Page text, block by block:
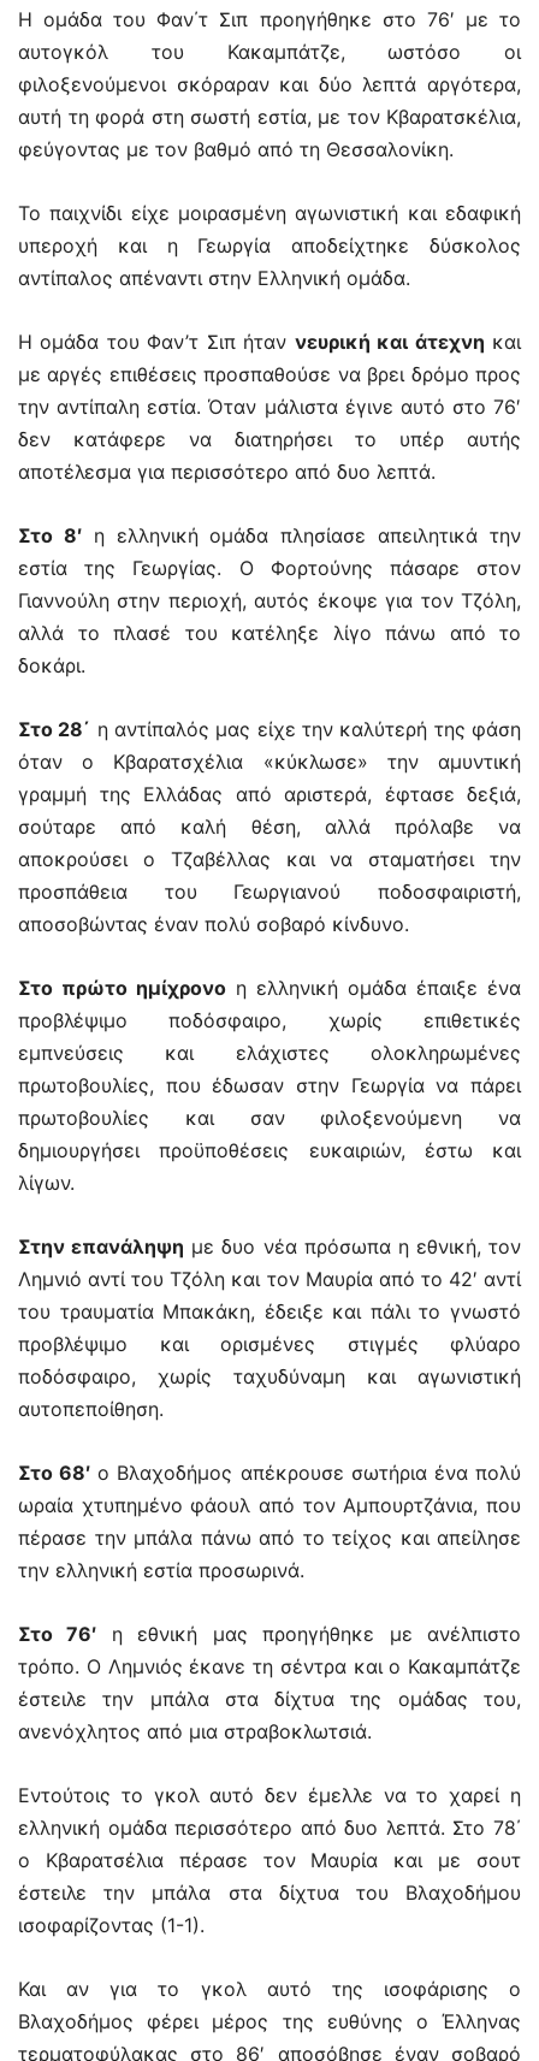
Η ομάδα του Φαν΄τ Σιπ προηγήθηκε στο 76′ με το
αυτογκόλ του Κακαμπάτζε, ωστόσο οι
φιλοξενούμενοι σκόραραν και δύο λεπτά αργότερα,
αυτή τη φορά στη σωστή εστία, με τον Κβαρατσκέλια,
φεύγοντας με τον βαθμό από τη Θεσσαλονίκη.
Το παιχνίδι είχε μοιρασμένη αγωνιστική και εδαφική
υπεροχή και η Γεωργία αποδείχτηκε δύσκολος
αντίπαλος απέναντι στην Ελληνική ομάδα.
Η ομάδα του Φαν’τ Σιπ ήταν νευρική και άτεχνη και
με αργές επιθέσεις προσπαθούσε να βρει δρόμο προς
την αντίπαλη εστία. Όταν μάλιστα έγινε αυτό στο 76′
δεν κατάφερε να διατηρήσει το υπέρ αυτής
αποτέλεσμα για περισσότερο από δυο λεπτά.
Στο 8′η ελληνική ομάδα πλησίασε απειλητικά την
εστία της Γεωργίας. Ο Φορτούνης πάσαρε στον
Γιαννούλη στην περιοχή, αυτός έκοψε για τον Τζόλη,
αλλά το πλασέ του κατέληξε λίγο πάνω από το
δοκάρι.
Στο 28΄ η αντίπαλός μας είχε την καλύτερή της φάση
όταν ο Κβαρατσχέλια «κύκλωσε» την αμυντική
γραμμή της Ελλάδας από αριστερά, έφτασε δεξιά,
σούταρε από καλή θέση, αλλά πρόλαβε να
αποκρούσει ο Τζαβέλλας και να σταματήσει την
προσπάθεια του Γεωργιανού ποδοσφαιριστή,
αποσοβώντας έναν πολύ σοβαρό κίνδυνο.
Στο πρώτο ημίχρονο η ελληνική ομάδα έπαιξε ένα
προβλέψιμο ποδόσφαιρο, χωρίς επιθετικές
εμπνεύσεις και ελάχιστες ολοκληρωμένες
πρωτοβουλίες, που έδωσαν στην Γεωργία να πάρει
πρωτοβουλίες και σαν φιλοξενούμενη να
δημιουργήσει προϋποθέσεις ευκαιριών, έστω και
λίγων.
Στην επανάληψη με δυο νέα πρόσωπα η εθνική, τον
Λημνιό αντί του Τζόλη και τον Μαυρία από το 42′ αντί
του τραυματία Μπακάκη, έδειξε και πάλι το γνωστό
προβλέψιμο και ορισμένες στιγμές φλύαρο
ποδόσφαιρο, χωρίς ταχυδύναμη και αγωνιστική
αυτοπεποίθηση.
Στο 68′ ο Βλαχοδήμος απέκρουσε σωτήρια ένα πολύ
ωραία χτυπημένο φάουλ από τον Αμπουρτζάνια, που
πέρασε την μπάλα πάνω από το τείχος και απείλησε
την ελληνική εστία προσωρινά.
Στο 76′ η εθνική μας προηγήθηκε με ανέλπιστο
τρόπο. Ο Λημνιός έκανε τη σέντρα και ο Κακαμπάτζε
έστειλε την μπάλα στα δίχτυα της ομάδας του,
ανενόχλητος από μια στραβοκλωτσιά.
Εντούτοις το γκολ αυτό δεν έμελλε να το χαρεί η
ελληνική ομάδα περισσότερο από δυο λεπτά. Στο 78΄
ο Κβαρατσέλια πέρασε τον Μαυρία και με σουτ
έστειλε την μπάλα στα δίχτυα του Βλαχοδήμου
ισοφαρίζοντας (1-1).
Και αν για το γκολ αυτό της ισοφάρισης ο
Βλαχοδήμος φέρει μέρος της ευθύνης ο Έλληνας
τερματοφύλακας στο 86′ αποσόβησε έναν σοβαρό